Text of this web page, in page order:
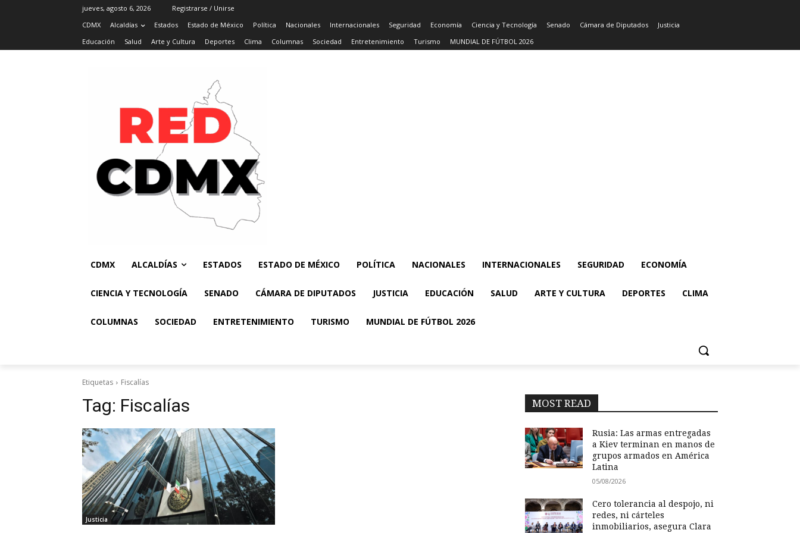
jueves, agosto 6, 2026
Registrarse / Unirse
CDMX
Alcaldías Estados Estado de México Política Nacionales Internacionales Seguridad Economía Ciencia y Tecnología Senado Cámara de Diputados
Justicia
Educación
Salud Arte y Cultura Deportes Clima Columnas Sociedad Entretenimiento Turismo MUNDIAL DE FÚTBOL 2026
CDMX ALCALDÍAS ESTADOS ESTADO DE MÉXICO POLÍTICA NACIONALES INTERNACIONALES SEGURIDAD ECONOMÍA
CIENCIA Y TECNOLOGÍA SENADO CÁMARA DE DIPUTADOS JUSTICIA EDUCACIÓN SALUD ARTE Y CULTURA DEPORTES CLIMA
COLUMNAS SOCIEDAD ENTRETENIMIENTO TURISMO MUNDIAL DE FÚTBOL 2026
Etiquetas Fiscalías
Tag: Fiscalías
Justicia
MOST READ
Rusia: Las armas entregadas
a Kiev terminan en manos de
grupos armados en América
Latina
05/08/2026
Cero tolerancia al despojo, ni
redes, ni cárteles
inmobiliarios, asegura Clara